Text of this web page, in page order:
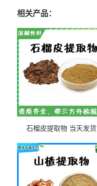
相关产品：
石榴皮提取物 当天发货